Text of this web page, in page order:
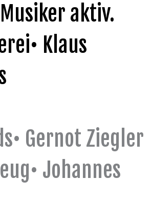
aktiv.
Klaus
Gernot Ziegler
Johannes